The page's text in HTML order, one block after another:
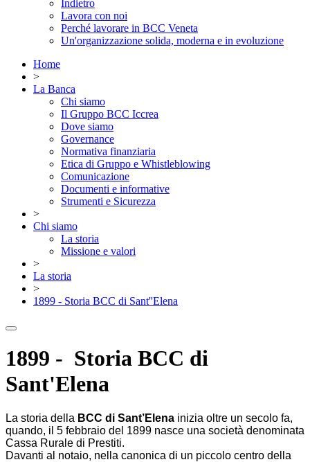
Indietro
Lavora con noi
Perché lavorare in BCC Veneta
Un'organizzazione solida, moderna e in evoluzione
Home
>
La Banca
Chi siamo
Il Gruppo BCC Iccrea
Dove siamo
Governance
Normativa finanziaria
Etica di Gruppo e Whistleblowing
Comunicazione
Documenti e informative
Strumenti e Sicurezza
>
Chi siamo
La storia
Missione e valori
>
La storia
>
1899 - Storia BCC di Sant''Elena
1899 - Storia BCC di
Sant'Elena
La storia della BCC di Sant’Elena inizia oltre un secolo fa,
quando, il 5 febbraio del 1899 nasce una società denominata
Cassa Rurale di Prestiti.
Davanti al notaio, nella canonica di un piccolo centro della